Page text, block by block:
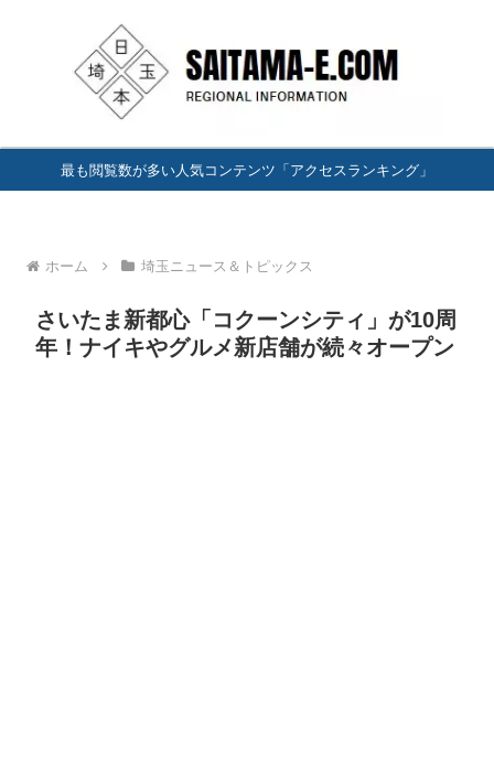
最も閲覧数が多い人気コンテンツ「アクセスランキング」
ホーム 埼玉ニュース＆トピックス
さいたま新都心「コクーンシティ」が10周
年！ナイキやグルメ新店舗が続々オープン